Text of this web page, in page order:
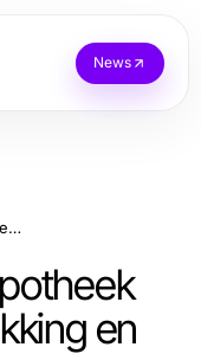
News
3-cmc Kopen bij Apotheek NL: Discrete Verpakking en Snel Geleverd
en